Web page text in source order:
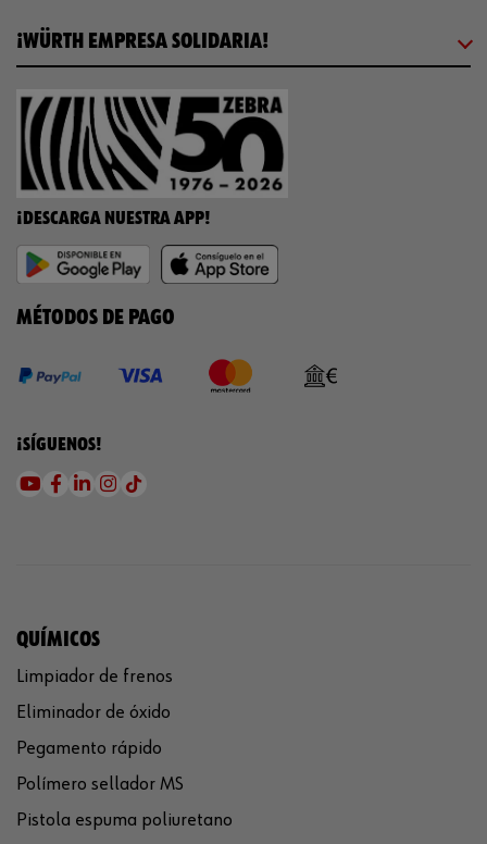
¡WÜRTH EMPRESA SOLIDARIA!
¡DESCARGA NUESTRA APP!
MÉTODOS DE PAGO
¡SÍGUENOS!
QUÍMICOS
Limpiador de frenos
Eliminador de óxido
Pegamento rápido
Polímero sellador MS
Pistola espuma poliuretano